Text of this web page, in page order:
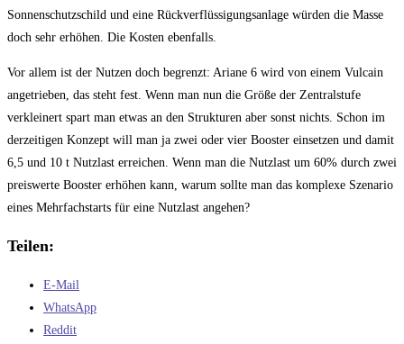
Sonnenschutzschild und eine Rückverflüssigungsanlage würden die Masse
doch sehr erhöhen. Die Kosten ebenfalls.
Vor allem ist der Nutzen doch begrenzt: Ariane 6 wird von einem Vulcain
angetrieben, das steht fest. Wenn man nun die Größe der Zentralstufe
verkleinert spart man etwas an den Strukturen aber sonst nichts. Schon im
derzeitigen Konzept will man ja zwei oder vier Booster einsetzen und damit
6,5 und 10 t Nutzlast erreichen. Wenn man die Nutzlast um 60% durch zwei
preiswerte Booster erhöhen kann, warum sollte man das komplexe Szenario
eines Mehrfachstarts für eine Nutzlast angehen?
Teilen:
E-Mail
WhatsApp
Reddit